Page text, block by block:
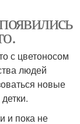
с цветоносом
людей
новые
и пока не